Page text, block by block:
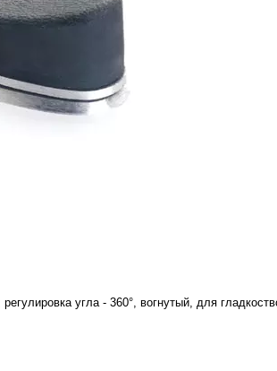
угла - 360°, вогнутый, для